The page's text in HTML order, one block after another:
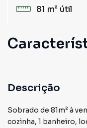
81 m² útil
Descrição
Sobrado de 81m² à
cozinha, 1 banheiro,